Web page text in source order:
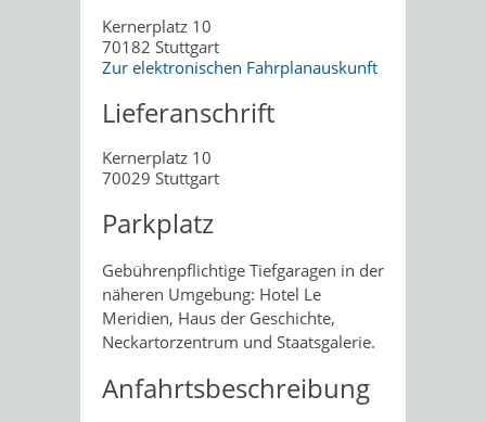
Kernerplatz 10
70182 Stuttgart
Zur elektronischen Fahrplanauskunft
Lieferanschrift
Kernerplatz 10
70029 Stuttgart
Parkplatz
Gebührenpflichtige Tiefgaragen in der
näheren Umgebung: Hotel Le
Meridien, Haus der Geschichte,
Neckartorzentrum und Staatsgalerie.
Anfahrtsbeschreibung